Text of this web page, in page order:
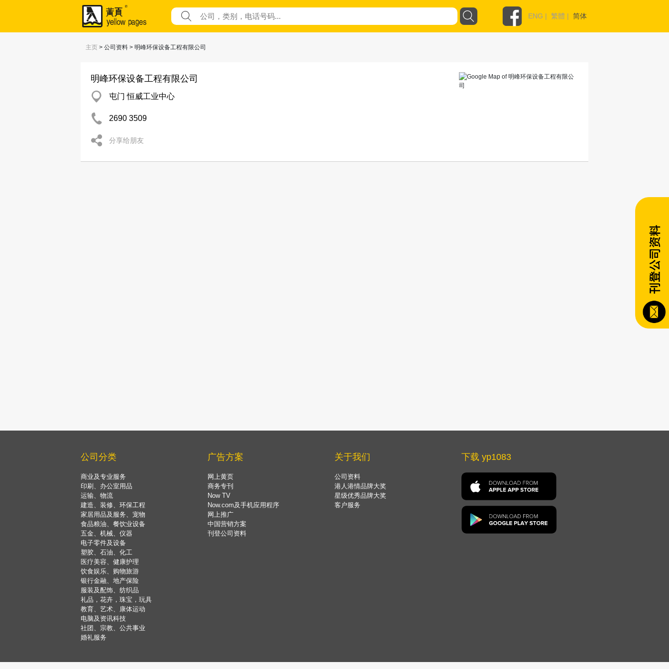
ENG | 繁體 | 简体
主页 > 公司资料 > 明峰环保设备工程有限公司
明峰环保设备工程有限公司
屯门 恒威工业中心
2690 3509
分享给朋友
公司分类
商业及专业服务
印刷、办公室用品
运输、物流
建造、装修、环保工程
家居用品及服务、宠物
食品粮油、餐饮业设备
五金、机械、仪器
电子零件及设备
塑胶、石油、化工
医疗美容、健康护理
饮食娱乐、购物旅游
银行金融、地产保险
服装及配饰、纺织品
礼品，花卉，珠宝，玩具
教育、艺术、康体运动
电脑及资讯科技
社团、宗教、公共事业
婚礼服务
广告方案
网上黄页
商务专刊
Now TV
Now.com及手机应用程序
网上推广
中国营销方案
刊登公司资料
关于我们
公司资料
港人港情品牌大奖
星级优秀品牌大奖
客户服务
下载 yp1083